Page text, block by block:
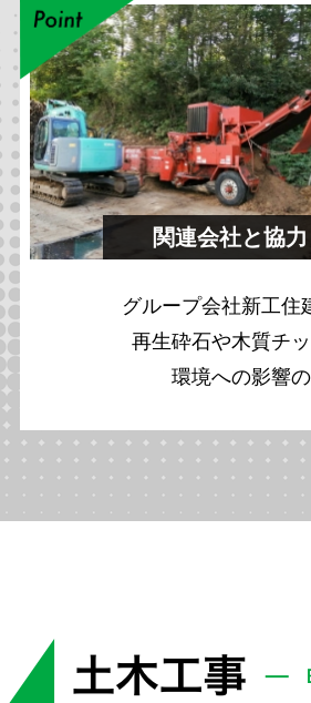
関連会社と協
グループ会社新工住
再生砕石や木質チ
環境への影響